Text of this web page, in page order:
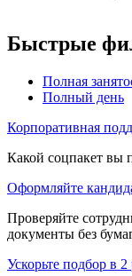
Быстрые
Полная
Полный день
Корпоративная
Какой соцпакет вы
Оформляйте
Проверяйте
документы без
Ускорьте подбор в 2